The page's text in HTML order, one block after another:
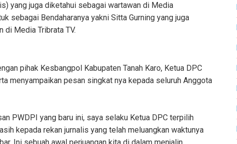
yang juga diketahui sebagai wartawan di Media
sebagai Bendaharanya yakni Sitta Gurning yang juga
di Media Tribrata TV.
pihak Kesbangpol Kabupaten Tanah Karo, Ketua DPC
menyampaikan pesan singkat nya kepada seluruh Anggota
PWDPI yang baru ini, saya selaku Ketua DPC terpilih
kepada rekan jurnalis yang telah meluangkan waktunya